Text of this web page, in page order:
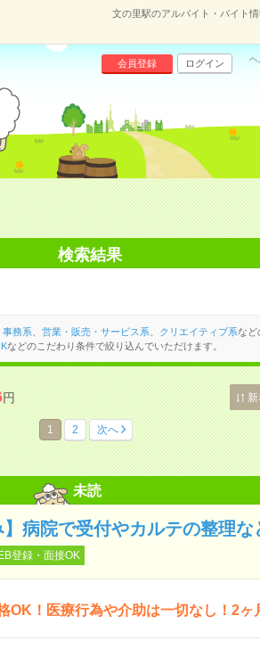
文の里駅のアルバイト・バイト
会員登録 ログイン ヘ
検索結果
事務系 営業・販売・サービス系 クリエイティブ系など
などのこだわり条件で絞り込んでいただけます。
円
1 2 次へ
未読
】病院で受付やカルテの整理な
登録・面接OK
OK！医療行為や介助は一切なし！2ヶ